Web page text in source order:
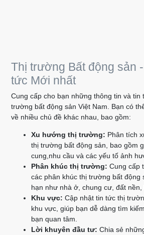
Thị trường Bất động sản
tức Mới nhất
Cung cấp cho bạn những thông tin và tin
trường bất động sản Việt Nam. Bạn có
về nhiều chủ đề khác nhau, bao gồm:
Xu hướng thị trường: Phân tích
thị trường bất động sản, bao gồm
cung,nhu cầu và các yếu tố ảnh
Phân khúc thị trường: Cung cấp
các phân khúc thị trường bất động
hạn như nhà ở, chung cư, đất nền,
Khu vực: Cập nhật tin tức thị
khu vực, giúp bạn dễ dàng tìm
bạn quan tâm.
Lời khuyên đầu tư: Chia sẻ